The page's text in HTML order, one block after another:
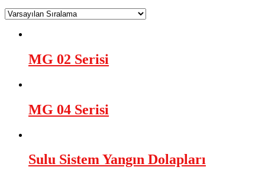
MG 02 Serisi
MG 04 Serisi
Sulu Sistem Yangın Dolapları